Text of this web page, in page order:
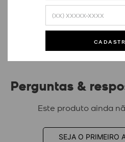
SEJA O
Perguntas &
Este produto ainda
SEJA O PRIMEIRO